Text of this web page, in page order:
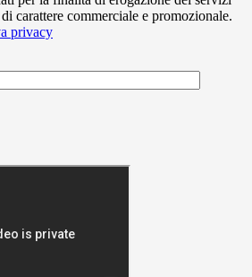
carattere commerciale e promozionale.
privacy